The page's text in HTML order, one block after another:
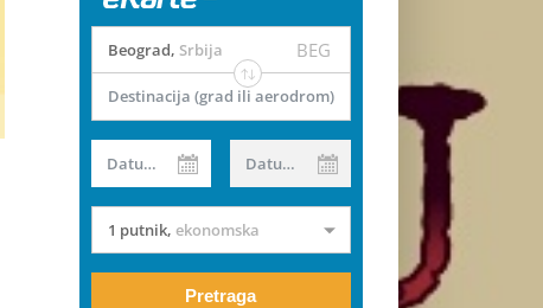
Beograd, Srbija BEG
Destinacija (grad ili aerodrom)
Datum od Datum do
1 putnik, ekonomska
Pretraga